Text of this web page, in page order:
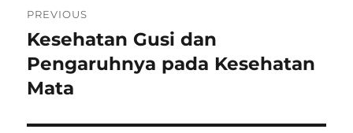
pos
PREVIOUS
Previous
post:
Kesehatan Gusi dan
Pengaruhnya pada Kesehatan
Mata